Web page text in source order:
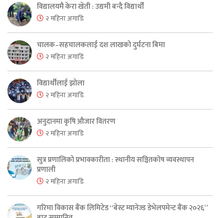
विद्यालयमै केरा खेती : उद्यमी बन्दै विद्यार्थी
२ महिना अगाडि
चालक–सहचालकलाई दश लाखको दुर्घटना बिमा
२ महिना अगाडि
विद्यार्थीलाई झोला
२ महिना अगाडि
अनुदानमा कृषि औजार वितरण
२ महिना अगाडि
सुत्र प्रणालिको प्रभावकारीता : स्थानीय सञ्चितकोष व्यवस्थापन
प्रणाली
२ महिना अगाडि
गरिमा विकास बैंक लिमिटेड “बेस्ट म्यानेज्ड डेभेलपमेन्ट बैंक २०२६”